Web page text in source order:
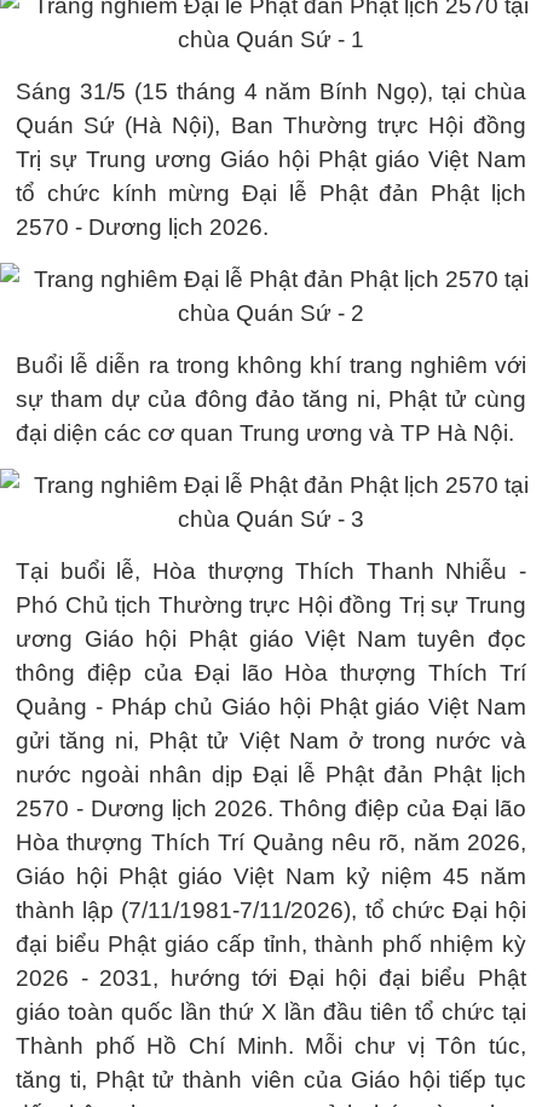
Sáng 31/5 (15 tháng 4 năm Bính Ngọ), tại chùa
Quán Sứ (Hà Nội), Ban Thường trực Hội đồng
Trị sự Trung ương Giáo hội Phật giáo Việt Nam
tổ chức kính mừng Đại lễ Phật đản Phật lịch
2570 - Dương lịch 2026.
Buổi lễ diễn ra trong không khí trang nghiêm với
sự tham dự của đông đảo tăng ni, Phật tử cùng
đại diện các cơ quan Trung ương và TP Hà Nội.
Tại buổi lễ, Hòa thượng Thích Thanh Nhiễu -
Phó Chủ tịch Thường trực Hội đồng Trị sự Trung
ương Giáo hội Phật giáo Việt Nam tuyên đọc
thông điệp của Đại lão Hòa thượng Thích Trí
Quảng - Pháp chủ Giáo hội Phật giáo Việt Nam
gửi tăng ni, Phật tử Việt Nam ở trong nước và
nước ngoài nhân dịp Đại lễ Phật đản Phật lịch
2570 - Dương lịch 2026. Thông điệp của Đại lão
Hòa thượng Thích Trí Quảng nêu rõ, năm 2026,
Giáo hội Phật giáo Việt Nam kỷ niệm 45 năm
thành lập (7/11/1981-7/11/2026), tổ chức Đại hội
đại biểu Phật giáo cấp tỉnh, thành phố nhiệm kỳ
2026 - 2031, hướng tới Đại hội đại biểu Phật
giáo toàn quốc lần thứ X lần đầu tiên tổ chức tại
Thành phố Hồ Chí Minh. Mỗi chư vị Tôn túc,
tăng ti, Phật tử thành viên của Giáo hội tiếp tục